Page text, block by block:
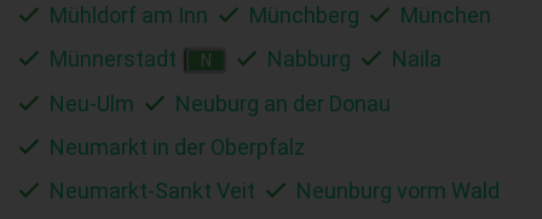
Mühldorf am Inn
Münchberg
München
Münnerstadt
N Nabburg
Naila
Neu-Ulm
Neuburg an der Donau
Neumarkt in der Oberpfalz
Neumarkt-Sankt Veit
Neunburg vorm Wald